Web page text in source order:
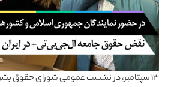
۱۳ سپتامبر، در نشست عمومی شورای حقوق